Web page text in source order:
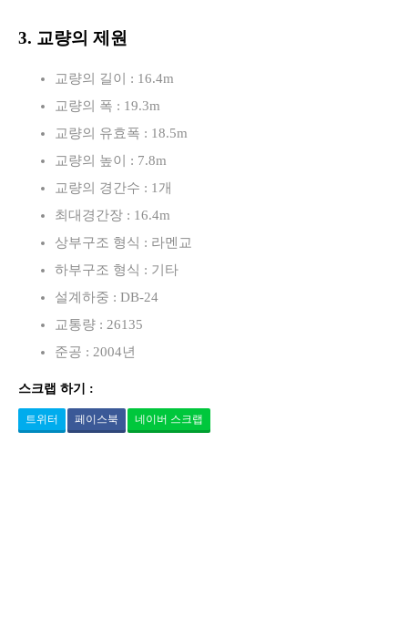
3. 교량의 제원
교량의 길이 : 16.4m
교량의 폭 : 19.3m
교량의 유효폭 : 18.5m
교량의 높이 : 7.8m
교량의 경간수 : 1개
최대경간장 : 16.4m
상부구조 형식 : 라멘교
하부구조 형식 : 기타
설계하중 : DB-24
교통량 : 26135
준공 : 2004년
스크랩 하기 :
트위터 페이스북 네이버 스크랩